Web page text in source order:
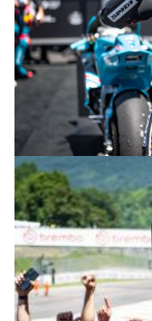
© R. Lekl